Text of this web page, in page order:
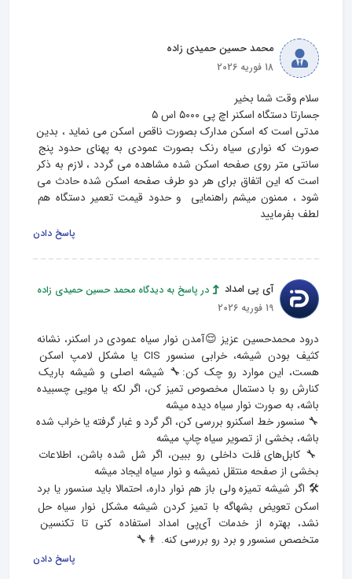
محمد حسین حمیدی زاده
18 فوریه 2026
مدتی است که اسکن مدارک بصورت ناقص اسکن می نماید ، بدین
صورت که نواری سیاه رنک بصورت عمودی به پهنای حدود پنج
سانتی متر روی صفحه اسکن شده مشاهده می گردد ، لازم به ذکر
است که این اتفاق برای هر دو طرف صفحه اسکن شده حادث می
شود ، ممنون میشم راهنمایی  و حدود قیمت تعمیر دستگاه هم
لطف بفرمایید
پاسخ دادن
آی پی امداد
در پاسخ به دیدگاه محمد حسین حمیدی زاده
19 فوریه 2026
درود محمدحسین عزیز 😌آمدن نوار سیاه عمودی در اسکنر، نشانه
کثیف بودن شیشه، خرابی سنسور CIS یا مشکل لامپ اسکن
هست، این موارد رو چک کن:🔧 شیشه اصلی و شیشه باریک
کنارش رو با دستمال مخصوص تمیز کن، اگر لکه یا مویی چسبیده
🔧 سنسور خط اسکنرو بررسی کن، اگر گرد و غبار گرفته یا خراب شده
🔧 کابل‌های فلت داخلی رو ببین، اگر شل شده باشن، اطلاعات
🛠 اگر شیشه تمیزه ولی باز هم نوار داره، احتمالا باید سنسور یا برد
اسکن تعویض بشهاگه با تمیز کردن شیشه مشکل نوار سیاه حل
نشد، بهتره از خدمات آی‌پی امداد استفاده کنی تا تکنسین
متخصص سنسور و برد رو بررسی کنه. 👨‍🔧
پاسخ دادن